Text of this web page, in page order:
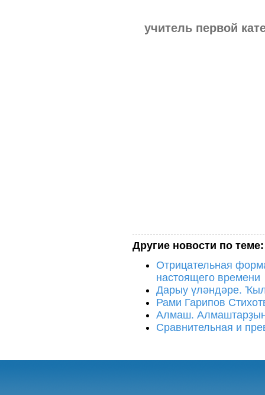
учитель первой
Другие новости по теме:
Отрицательная
настоящего времени
Дарыу үләндәре.
Рами Гарипов
Алмаш.
Сравнительная и